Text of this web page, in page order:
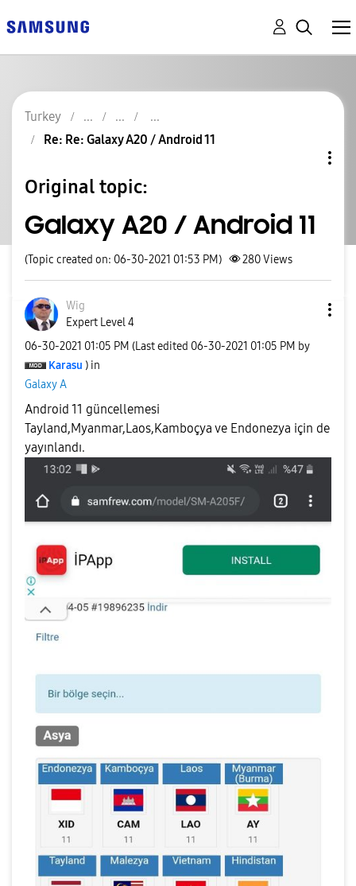
Turkey
Re: Re: Galaxy A20 / Android 11
Original topic:
Galaxy A20 / Android 11
(Topic created on: 06-30-2021 01:53 PM) 280Views
Wig
Expert Level 4
‎06-30-2021 01:05 PM (Last edited ‎06-30-2021 01:05 PM by
Karasu ) in
Galaxy A
Android 11 güncellemesi
Tayland,Myanmar,Laos,Kamboçya ve Endonezya için de
yayınlandı.